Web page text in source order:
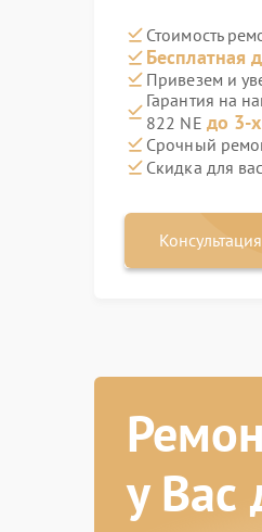
Стоимость
Бесплатная
Привезем и
Гарантия на
822 NE до 3-
Срочный
Скидка для
у Вас